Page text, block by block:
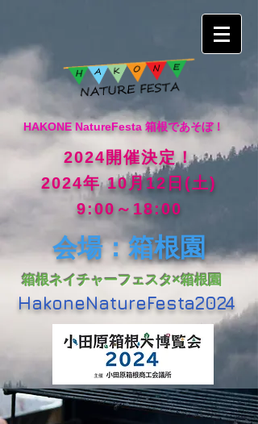
HAKONE NatureFesta 箱根であそぼ！
2024開催決定！
2024年 10月12日(土)
9:00～18:00
会場：箱根園
箱根ネイチャーフェスタ×箱根園
HakoneNatureFesta2024